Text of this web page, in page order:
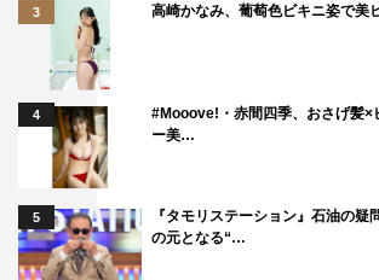
3 高崎かなみ、葡萄色ビキニ姿で美
4
#Mooove!・赤間四季、おさげ髪×
ー美…
5
『タモリステーション』石油の
の元となる“…